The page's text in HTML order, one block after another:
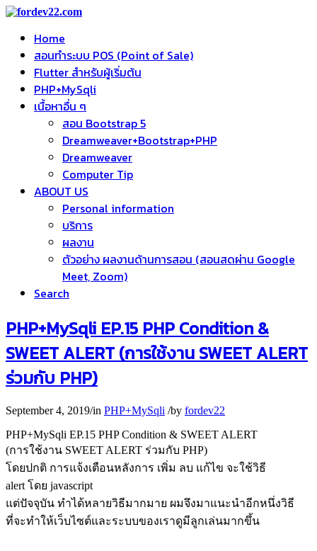
Home
สอนทำระบบ POS (Point of Sale)
Flutter สำหรับผู้เริ่มต้น
PHP+MySqli
เนื้อหาอื่น ๆ
สอน Bootstrap 5
Dreamweaver+Bootstrap+PHP
Dreamweaver
Computer Tip
ABOUT US
Personal information
บริการ
ผลงาน
ตัวอย่าง ผลงานด้านการสอน (สอนสดผ่าน Google
Meet, Zoom)
Search
PHP+MySqli EP.15 PHP Condition &
SWEET ALERT (การใช้งาน SWEET ALERT
ร่วมกับ PHP)
September 4, 2019/in PHP+MySqli /by fordev22
PHP+MySqli EP.15 PHP Condition & SWEET ALERT
(การใช้งาน SWEET ALERT ร่วมกับ PHP)
โดยปกติ การแจ้งเตือนหลังการ เพิ่ม ลบ แก้ไข จะใช้วิธี
alert โดย javascript
แต่ปัจจุบัน ทำได้หลายวิธีมากมาย ผมจึงมาแนะนำอีกหนึ่งวิธี
ที่จะทำให้เว็บไซต์และระบบของเราดูมีลูกเล่นมากขึ้น